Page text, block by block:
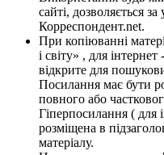
сайті, дозволяється
Корреспондент.net.
При копіюванні
і світу» , для
відкрите для
Посилання має бути
повного або
Гіперпосилання ( для
розміщена в
матеріалу.